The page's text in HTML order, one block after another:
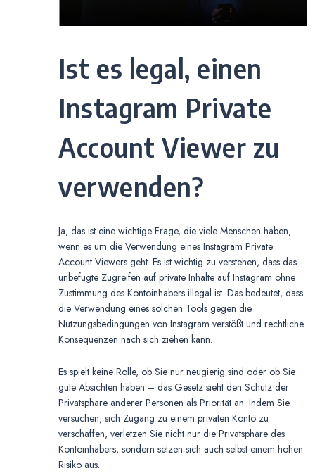
Ist es legal, einen
Instagram Private
Account Viewer zu
verwenden?
Ja, das ist eine wichtige Frage, die viele Menschen haben,
wenn es um die Verwendung eines Instagram Private
Account Viewers geht. Es ist wichtig zu verstehen, dass das
unbefugte Zugreifen auf private Inhalte auf Instagram ohne
Zustimmung des Kontoinhabers illegal ist. Das bedeutet, dass
die Verwendung eines solchen Tools gegen die
Nutzungsbedingungen von Instagram verstößt und rechtliche
Konsequenzen nach sich ziehen kann.
Es spielt keine Rolle, ob Sie nur neugierig sind oder ob Sie
gute Absichten haben – das Gesetz sieht den Schutz der
Privatsphäre anderer Personen als Priorität an. Indem Sie
versuchen, sich Zugang zu einem privaten Konto zu
verschaffen, verletzen Sie nicht nur die Privatsphäre des
Kontoinhabers, sondern setzen sich auch selbst einem hohen
Risiko aus.